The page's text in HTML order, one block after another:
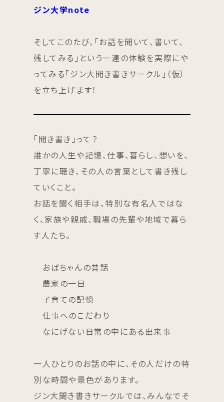
ジン大学note
そしてこのたび、「お話を聞いて、書いて、
残してみる」という一連の体験を実際にや
ってみる「ジン大聞き書きサークル」（仮）
を立ち上げます！
「聞き書き」って？
誰かの人生や記憶、仕事、暮らし、想いを、
丁寧に聴き、その人の言葉として書き残し
ていくこと。
お話を聞く相手は、特別な有名人ではな
く、家族や親戚、職場の先輩や地域で暮ら
す人たち。
おばちゃんの昔話
農家の一日
子育ての記憶
仕事へのこだわり
なにげない日常の中にある出来事
一人ひとりのお話の中に、その人だけの特
別な時間や景色があります。
ジン大聞き書きサークルでは、みんなでそ